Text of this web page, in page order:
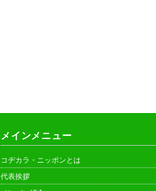
メインメニュー
コヂカラ・ニッポンとは
代表挨拶